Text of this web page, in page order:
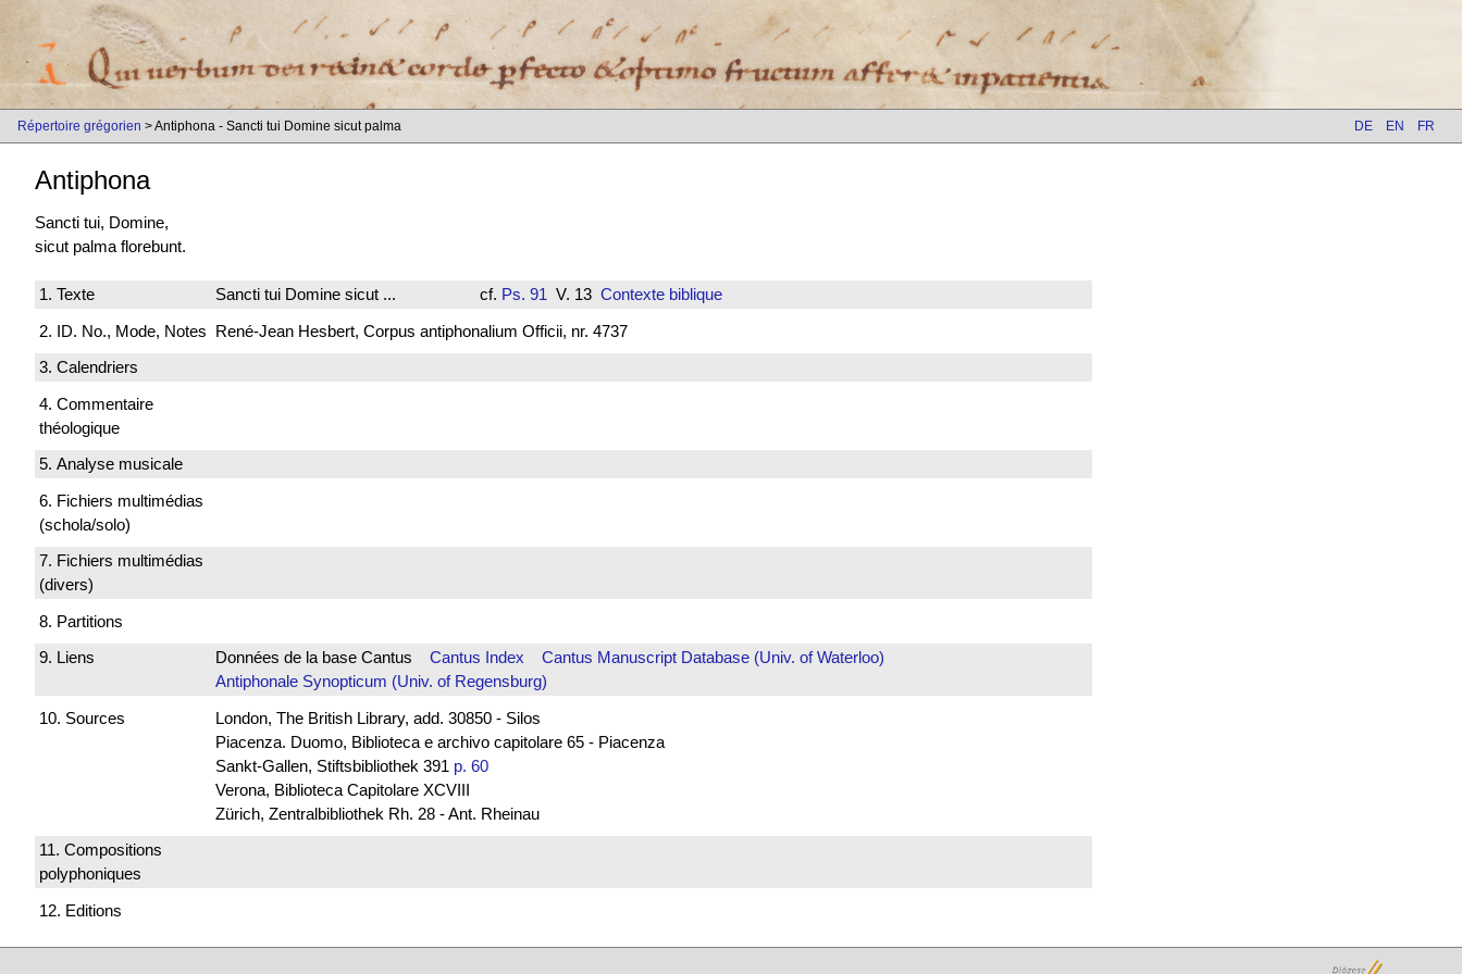
Répertoire grégorien > Antiphona - Sancti tui Domine sicut palma DE EN FR
Antiphona
Sancti tui, Domine,
sicut palma florebunt.
1. Texte Sancti tui Domine sicut ... cf. Ps. 91V. 13 Contexte biblique
2. ID. No., Mode, Notes René-Jean Hesbert, Corpus antiphonalium Officii, nr. 4737
3. Calendriers
4. Commentaire
théologique
5. Analyse musicale
6. Fichiers multimédias
(schola/solo)
7. Fichiers multimédias
(divers)
8. Partitions
9. Liens
Données de la base Cantus Cantus Index
Cantus Manuscript Database (Univ. of Waterloo)
Antiphonale Synopticum (Univ. of Regensburg)
10. Sources
London, The British Library, add. 30850 - Silos
Piacenza. Duomo, Biblioteca e archivo capitolare 65 - Piacenza
Sankt-Gallen, Stiftsbibliothek 391 p. 60
Verona, Biblioteca Capitolare XCVIII
Zürich, Zentralbibliothek Rh. 28 - Ant. Rheinau
11. Compositions
polyphoniques
12. Editions